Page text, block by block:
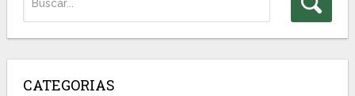
CATEGORIAS